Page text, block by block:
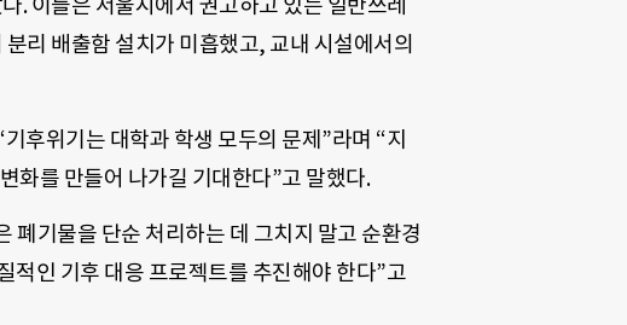
. 이들은 서울시에서 권고하고 있는 일반쓰레
리 배출함 설치가 미흡했고, 교내 시설에서의
후위기는 대학과 학생 모두의 문제”라며 “지
화를 만들어 나가길 기대한다”고 말했다.
폐기물을 단순 처리하는 데 그치지 말고 순환경
적인 기후 대응 프로젝트를 추진해야 한다”고